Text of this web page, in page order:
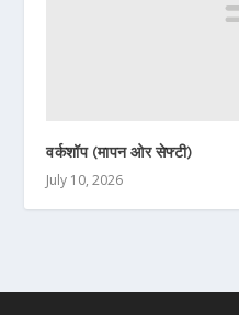
वर्कशॉप (मापन ओर सेफ्टी)
July 10, 2026